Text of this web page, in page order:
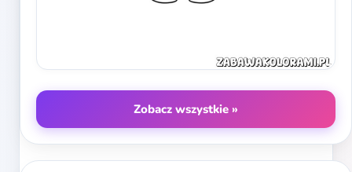
Zobacz wszystkie »